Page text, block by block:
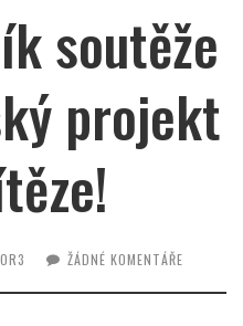
soutěže
projekt
ŽÁDNÉ KOMENTÁŘE